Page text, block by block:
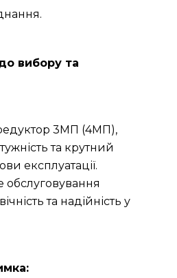
вибору та
3МП (4МП),
та крутний
експлуатації.
обслуговування
та надійність у